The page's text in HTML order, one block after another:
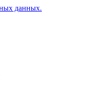
данных.